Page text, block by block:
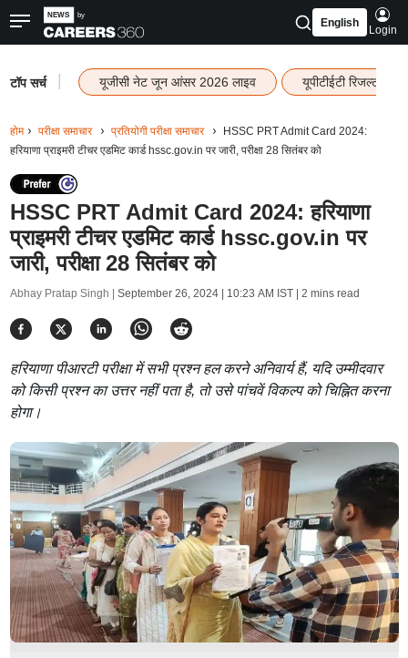
English
Login
टॉप सर्च यूजीसी नेट जून आंसर 2026 लाइव यूपीटीईटी रिजल्ट
होम परीक्षा समाचार प्रतियोगी परीक्षा समाचार
HSSC PRT Admit Card 2024:
हरियाणा प्राइमरी टीचर एडमिट कार्ड hssc.gov.in पर जारी, परीक्षा 28 सितंबर को
HSSC PRT Admit Card 2024: हरियाणा
प्राइमरी टीचर एडमिट कार्ड hssc.gov.in पर
जारी, परीक्षा 28 सितंबर को
Abhay Pratap Singh | September 26, 2024 | 10:23 AM IST| 2 mins read
हरियाणा पीआरटी परीक्षा में सभी प्रश्न हल करने अनिवार्य हैं, यदि उम्मीदवार
को किसी प्रश्न का उत्तर नहीं पता है, तो उसे पांचवें विकल्प को चिह्नित करना
होगा।